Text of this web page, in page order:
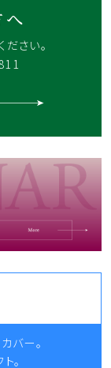
ださい。
バー。
。